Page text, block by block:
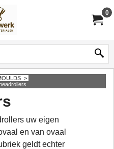
0
>
uw eigen
en van ovaal
geldt echter